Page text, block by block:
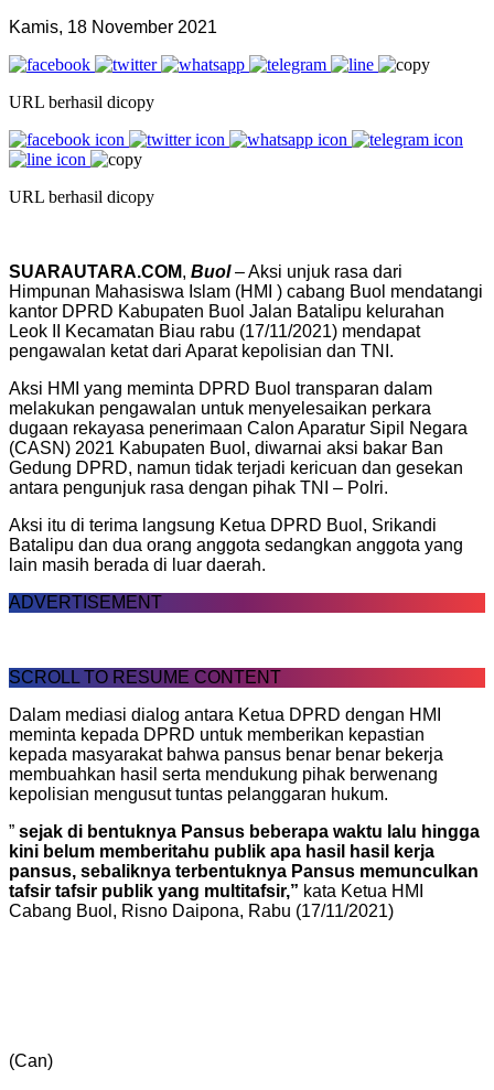
Kamis, 18 November 2021
URL berhasil dicopy
URL berhasil dicopy
SUARAUTARA.COM, Buol– Aksi unjuk rasa dari
Himpunan Mahasiswa Islam (HMI ) cabang Buol mendatangi
kantor DPRD Kabupaten Buol Jalan Batalipu kelurahan
Leok II Kecamatan Biau rabu (17/11/2021) mendapat
pengawalan ketat dari Aparat kepolisian dan TNI.
Aksi HMI yang meminta DPRD Buol transparan dalam
melakukan pengawalan untuk menyelesaikan perkara
dugaan rekayasa penerimaan Calon Aparatur Sipil Negara
(CASN) 2021 Kabupaten Buol, diwarnai aksi bakar Ban
Gedung DPRD, namun tidak terjadi kericuan dan gesekan
antara pengunjuk rasa dengan pihak TNI – Polri.
Aksi itu di terima langsung Ketua DPRD Buol, Srikandi
Batalipu dan dua orang anggota sedangkan anggota yang
lain masih berada di luar daerah.
ADVERTISEMENT
SCROLL TO RESUME CONTENT
Dalam mediasi dialog antara Ketua DPRD dengan HMI
meminta kepada DPRD untuk memberikan kepastian
kepada masyarakat bahwa pansus benar benar bekerja
membuahkan hasil serta mendukung pihak berwenang
kepolisian mengusut tuntas pelanggaran hukum.
” sejak di bentuknya Pansus beberapa waktu lalu hingga
kini belum memberitahu publik apa hasil hasil kerja
pansus, sebaliknya terbentuknya Pansus memunculkan
tafsir tafsir publik yang multitafsir,” kata Ketua HMI
Cabang Buol, Risno Daipona, Rabu (17/11/2021)
(Can)